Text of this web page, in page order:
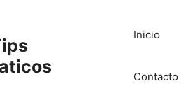
Inicio
Contacto